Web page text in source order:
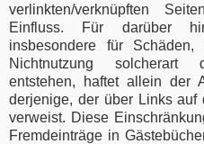
verlinkten/verknüpften
Einfluss. Für darüber
insbesondere für
Nichtnutzung solcherart
entstehen, haftet allein der
derjenige, der über Links auf
verweist. Diese
Fremdeinträge in